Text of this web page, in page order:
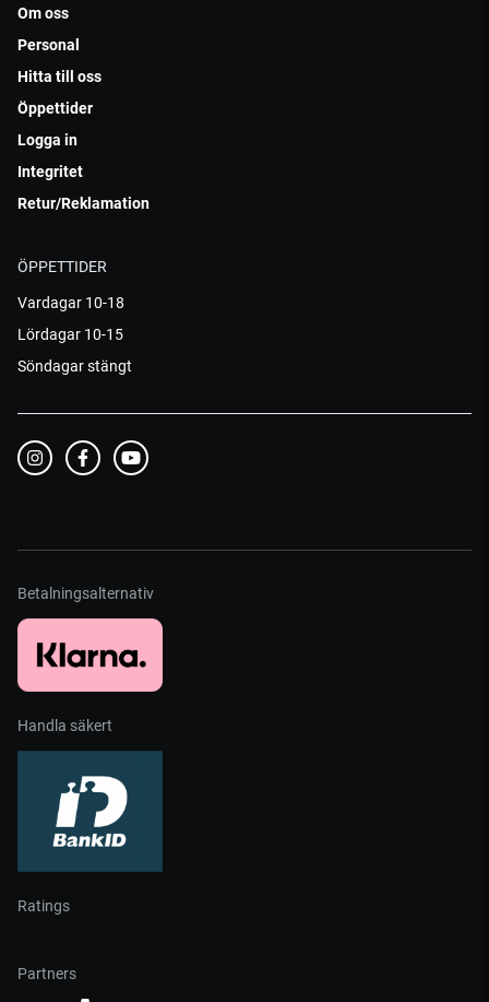
Om oss
Personal
Hitta till oss
Öppettider
Logga in
Integritet
Retur/Reklamation
ÖPPETTIDER
Vardagar 10-18
Lördagar 10-15
Söndagar stängt
Betalningsalternativ
Handla säkert
Ratings
Partners